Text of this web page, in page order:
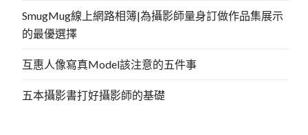
SmugMug線上網路相簿|為攝影師量身訂做作品集展示
的最優選擇
互惠人像寫真Model該注意的五件事
五本攝影書打好攝影師的基礎